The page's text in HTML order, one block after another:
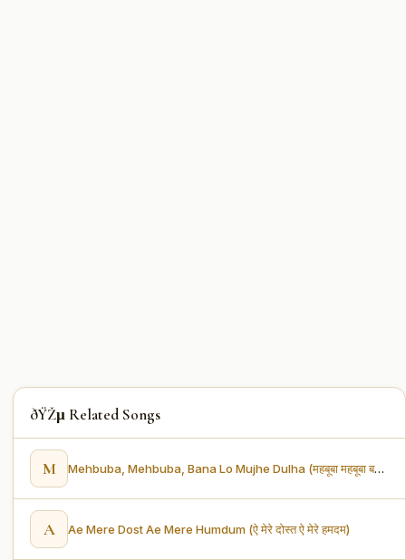
ðŸŽµ Related Songs
M Mehbuba, Mehbuba, Bana Lo Mujhe Dulha (महबूबा महबूबा बना ले ओ मुझे दूल्हा)
A Ae Mere Dost Ae Mere Humdum (ऐ मेरे दोस्त ऐ मेरे हमदम)